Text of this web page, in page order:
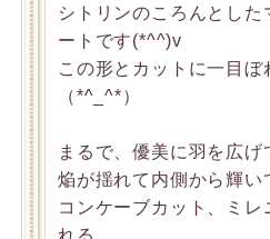
シトリンのころんとした
ートです(*^^)v
この形とカットに一目ぼ
（*^_^*）
まるで、優美に羽を広げ
焔が揺れて内側から輝い
コンケーブカット、ミ
れる、